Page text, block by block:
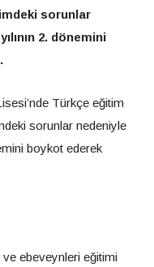
sorunlar
2. dönemini
Türkçe eğitim
sorunlar nedeniyle
boykot ederek
ebeveynleri eğitimi